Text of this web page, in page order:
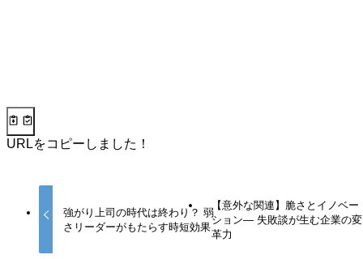
URLをコピーしました！
強がり上司の時代は終わり？ 弱
さリーダーがもたらす時短効果
【意外な関連】脆さとイノベー
ション— 失敗談が生む企業の変
革力